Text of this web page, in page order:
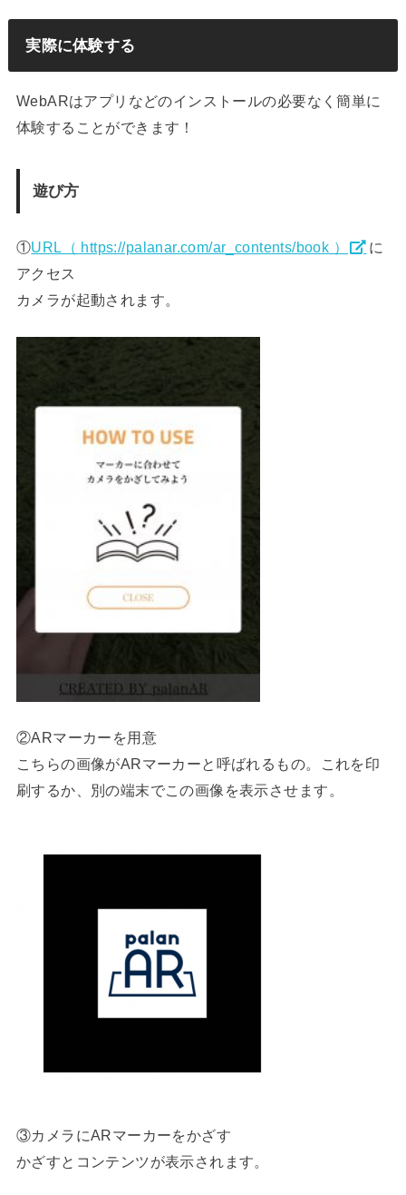
実際に体験する
WebARはアプリなどのインストールの必要なく簡単に
体験することができます！
遊び方
①URL（ https://palanar.com/ar_contents/book ）
に
アクセス
カメラが起動されます。
②ARマーカーを用意
こちらの画像がARマーカーと呼ばれるもの。これを印
刷するか、別の端末でこの画像を表示させます。
③カメラにARマーカーをかざす
かざすとコンテンツが表示されます。